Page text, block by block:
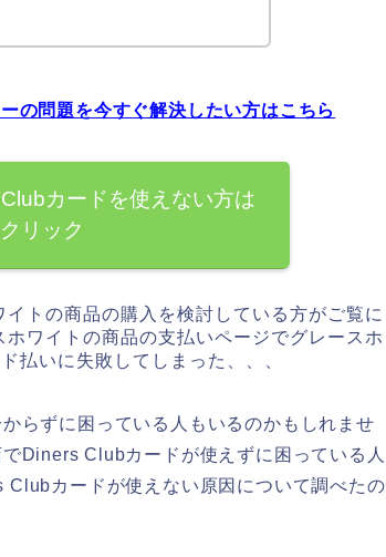
の問題を今すぐ解決したい方はこちら
カードを使えない方は
リック
トの商品の購入を検討している方がご覧に
ワイトの商品の支払いページでグレースホ
払いに失敗してしまった、、、
らずに困っている人もいるのかもしれませ
Diners Clubカードが使えずに困っている人
カードが使えない原因について調べたの